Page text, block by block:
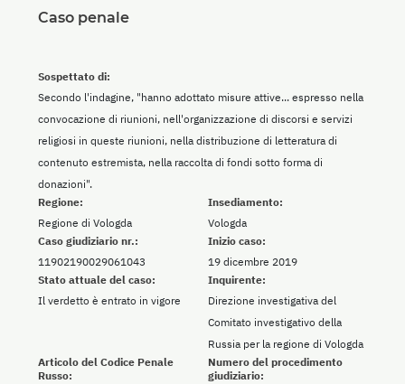
Caso penale
Regione:
Regione di Vologda
Insediamento:
Vologda
Sospettato di:
Secondo l'indagine, "hanno adottato misure attive... espresso nella
convocazione di riunioni, nell'organizzazione di discorsi e servizi
religiosi in queste riunioni, nella distribuzione di letteratura di
contenuto estremista, nella raccolta di fondi sotto forma di
donazioni".
Caso giudiziario nr.:
11902190029061043
Inizio caso:
19 dicembre 2019
Stato attuale del caso:
Il verdetto è entrato in vigore
Inquirente:
Direzione investigativa del
Comitato investigativo della
Russia per la regione di Vologda
Articolo del Codice Penale
Russo:
Numero del procedimento
giudiziario: